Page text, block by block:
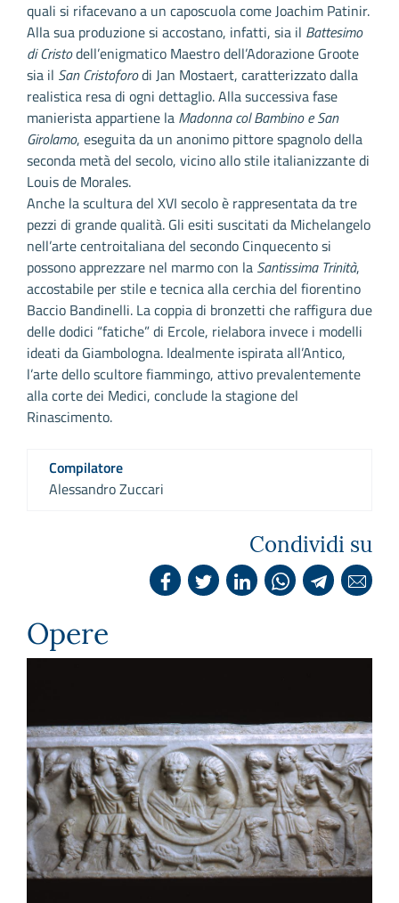
quali si rifacevano a un caposcuola come Joachim Patinir.
Alla sua produzione si accostano, infatti, sia il Battesimo
di Cristodell’enigmatico Maestro dell’Adorazione Groote
sia il San Cristoforodi Jan Mostaert, caratterizzato dalla
realistica resa di ogni dettaglio. Alla successiva fase
manierista appartiene la Madonna col Bambino e San
Girolamo, eseguita da un anonimo pittore spagnolo della
seconda metà del secolo, vicino allo stile italianizzante di
Louis de Morales.
Anche la scultura del XVI secolo è rappresentata da tre
pezzi di grande qualità. Gli esiti suscitati da Michelangelo
nell’arte centroitaliana del secondo Cinquecento si
possono apprezzare nel marmo con la Santissima Trinità,
accostabile per stile e tecnica alla cerchia del fiorentino
Baccio Bandinelli. La coppia di bronzetti che raffigura due
delle dodici “fatiche” di Ercole, rielabora invece i modelli
ideati da Giambologna. Idealmente ispirata all’Antico,
l’arte dello scultore fiammingo, attivo prevalentemente
alla corte dei Medici, conclude la stagione del
Rinascimento.
Compilatore
Alessandro Zuccari
Condividi su
Opere